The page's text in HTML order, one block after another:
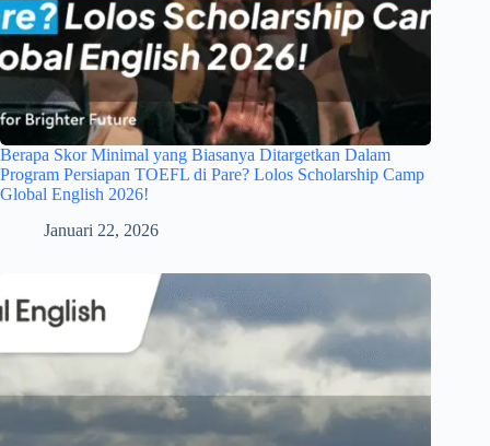
Berapa Skor Minimal yang Biasanya Ditargetkan Dalam
Program Persiapan TOEFL di Pare? Lolos Scholarship Camp
Global English 2026!
Januari 22, 2026